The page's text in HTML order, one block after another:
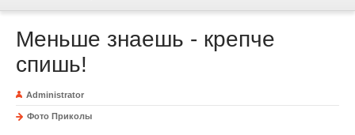
Меньше знаешь - крепче
спишь!
Administrator
Фото Приколы